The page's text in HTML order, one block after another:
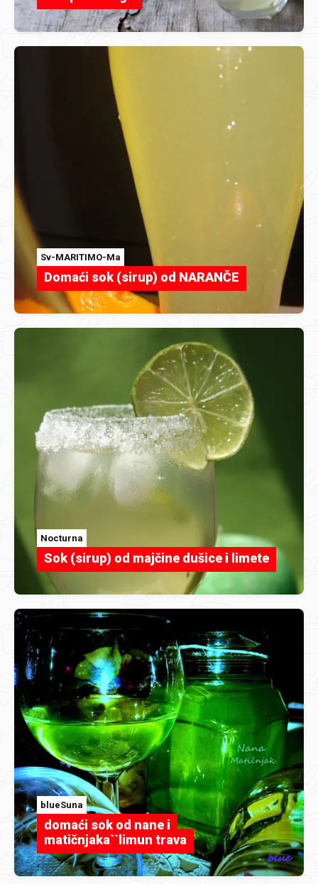
Sv-MARITIMO-Ma
Domaći sok (sirup) od NARANČE
Nocturna
Sok (sirup) od majčine dušice i limete
blueSuna
domaći sok od nane i
matičnjaka``limun trava